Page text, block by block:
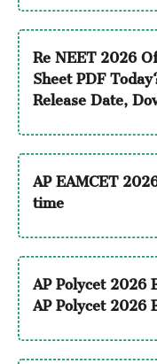
Re NEET 2026
Sheet PDF
Release Date,
AP EAMCET
time
AP Polycet 2026
AP Polycet 2026